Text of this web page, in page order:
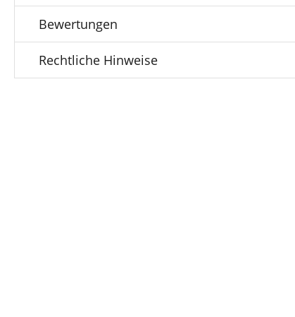
Bewertungen
Rechtliche Hinweise